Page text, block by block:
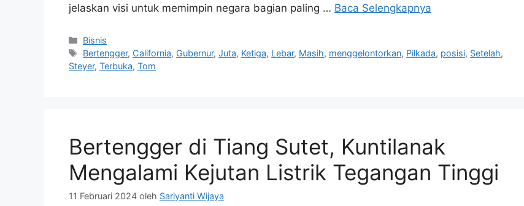
jelaskan visi untuk memimpin negara bagian paling … Baca Selengkapnya
Kategori
Bisnis
Tag
Bertengger, California, Gubernur,Juta, Ketiga, Lebar, Masih, menggelontorkan, Pilkada, posisi, Setelah,
Steyer, Terbuka, Tom
Bertengger di Tiang Sutet, Kuntilanak
Mengalami Kejutan Listrik Tegangan Tinggi
11 Februari 2024 oleh Sariyanti Wijaya